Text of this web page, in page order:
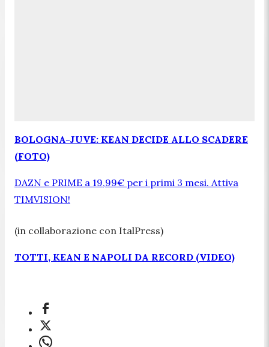
BOLOGNA-JUVE: KEAN DECIDE ALLO SCADERE
(FOTO)
DAZN e PRIME a 19,99€ per i primi 3 mesi. Attiva
TIMVISION!
(in collaborazione con ItalPress)
TOTTI, KEAN E NAPOLI DA RECORD (VIDEO)